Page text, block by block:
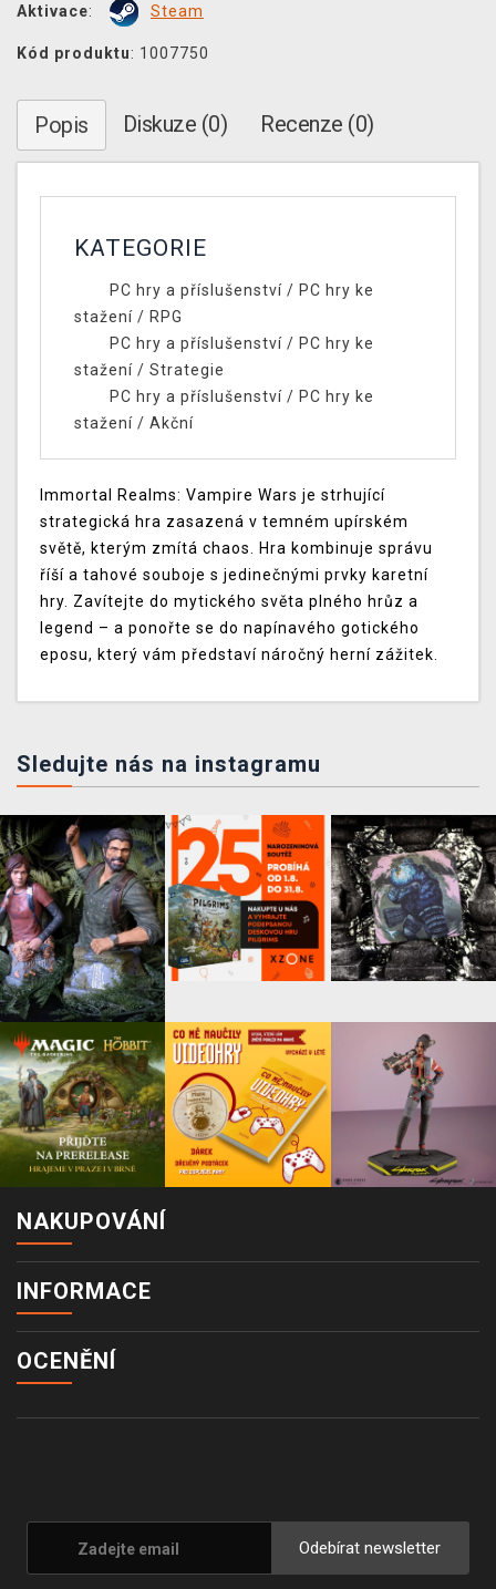
Aktivace: Steam
Kód produktu: 1007750
Popis Diskuze (0) Recenze (0)
KATEGORIE
PC hry a příslušenství/ PC hry ke
stažení / RPG
PC hry a příslušenství/ PC hry ke
stažení / Strategie
PC hry a příslušenství/ PC hry ke
stažení / Akční
Immortal Realms: Vampire Wars je strhující
strategická hra zasazená v temném upírském
světě, kterým zmítá chaos. Hra kombinuje správu
říší a tahové souboje s jedinečnými prvky karetní
hry. Zavítejte do mytického světa plného hrůz a
legend – a ponořte se do napínavého gotického
eposu, který vám představí náročný herní zážitek.
Sledujte nás na instagramu
NAKUPOVÁNÍ
INFORMACE
OCENĚNÍ
Odebírat newsletter